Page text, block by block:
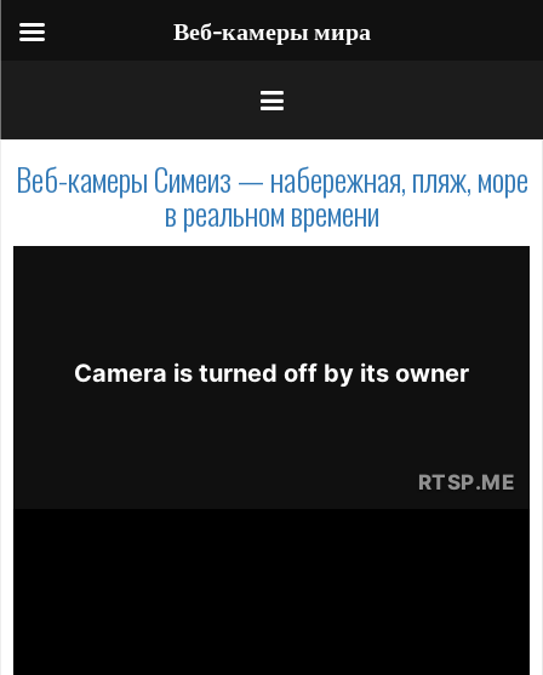
Веб-камеры Симеиз — набережная, пляж, море
в реальном времени
Веб-камеры мира